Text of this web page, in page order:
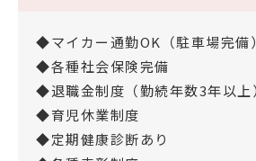
◆マイカー通勤OK（駐車場完備）
◆各種社会保険完備
◆退職金制度（勤続年数3年以上
◆育児休業制度
◆定期健康診断あり